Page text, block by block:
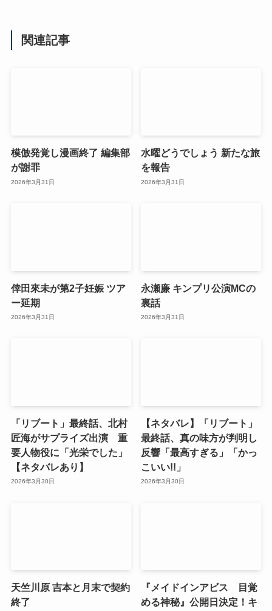
関連記事
模倣発覚し漫画終了 編集部
が謝罪
2026年3月31日
水曜どうでしょう 新たな旅
を報告
2026年3月31日
倖田來未が第2子妊娠 ツア
ー延期
2026年3月31日
永瀬廉 キンプリ公演MCの
裏話
2026年3月31日
「リブート」最終話、北村
匠海がサプライズ出演 重
要人物役に「光栄でした」
【ネタバレあり】
2026年3月30日
【ネタバレ】「リブート」
最終話、真の味方が判明し
反響「最高すぎる」「かっ
こいい!!」
2026年3月30日
天竺川原 吉本と月末で契約
終了
『メイドインアビス 目覚
める神秘』公開日決定！キ